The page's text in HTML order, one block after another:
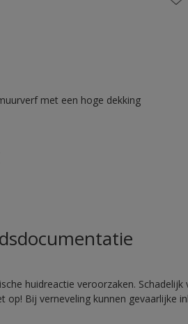
met een hoge dekking
huidreactie veroorzaken.
op! Bij verneveling kunnen gevaarlijke